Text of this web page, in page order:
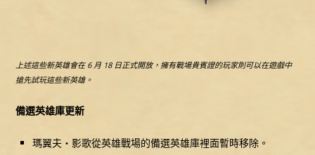
上述這些新英雄會在 6 月 18 日正式開放，擁有戰場貴賓證的玩家則可以在遊戲中
搶先試玩這些新英雄。
備選英雄庫更新
瑪翼夫‧影歌從英雄戰場的備選英雄庫裡面暫時移除。